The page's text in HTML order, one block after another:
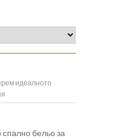
идеалното
бельо за